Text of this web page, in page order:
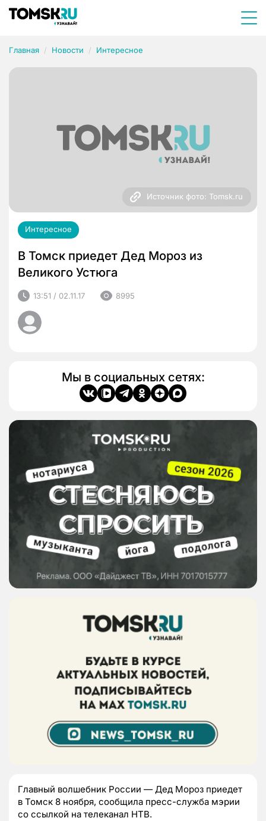
Главная Новости Интересное
Источник фото: Tomsk.ru
Интересное
В Томск приедет Дед Мороз из
Великого Устюга
13:51 / 02.11.17 8995
Мы в социальных сетях:
Главный волшебник России — Дед Мороз приедет
в Томск 8 ноября, сообщила пресс-служба мэрии
со ссылкой на телеканал НТВ.